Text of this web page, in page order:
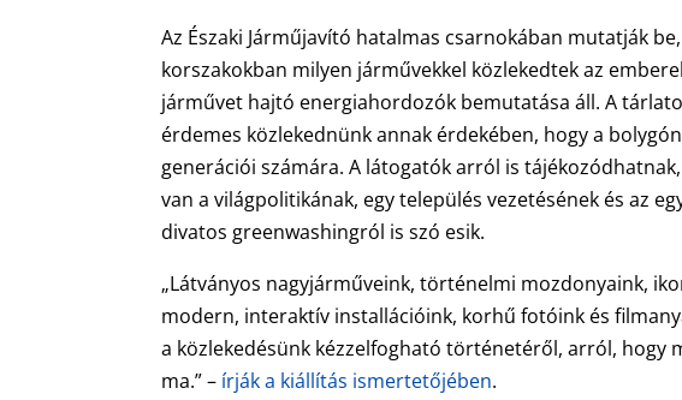
Az Északi Járműjavító hatalmas csarnokában mutatják
korszakokban milyen járművekkel közlekedtek az
járművet hajtó energiahordozók bemutatása áll. A
érdemes közlekednünk annak érdekében, hogy a
generációi számára. A látogatók arról is
van a világpolitikának, egy település vezetésének és az
divatos greenwashingról is szó esik.
„Látványos nagyjárműveink, történelmi mozdonyaink,
modern, interaktív installációink, korhű fotóink és
a közlekedésünk kézzelfogható történetéről, arról, hogy
ma.” – írják a kiállítás ismertetőjében.